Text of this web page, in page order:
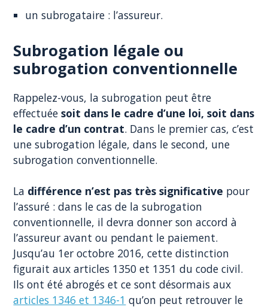
un subrogataire : l’assureur.
Subrogation légale ou
subrogation conventionnelle
Rappelez-vous, la subrogation peut être
effectuéesoit dans le cadre d’une loi, soit dans
le cadre d’un contrat. Dans le premier cas, c’est
une subrogation légale, dans le second, une
subrogation conventionnelle.
La différence n’est pas très significative pour
l’assuré : dans le cas de la subrogation
conventionnelle, il devra donner son accord à
l’assureur avant ou pendant le paiement.
Jusqu’au 1er octobre 2016, cette distinction
figurait aux articles 1350 et 1351 du code civil.
Ils ont été abrogés et ce sont désormais aux
articles 1346 et 1346-1 qu’on peut retrouver le